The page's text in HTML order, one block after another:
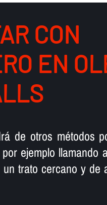
CON
EN
de otros métodos
ejemplo llamando
trato cercano y de